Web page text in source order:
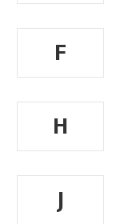
F
H
J